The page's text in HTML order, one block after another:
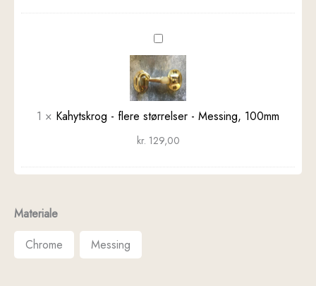
Kahytskrog
-
flere
størrelser
Messing,
100mm
1 × Kahytskrog - flere størrelser - Messing, 100mm
kr. 129,00
Materiale
Chrome
Messing